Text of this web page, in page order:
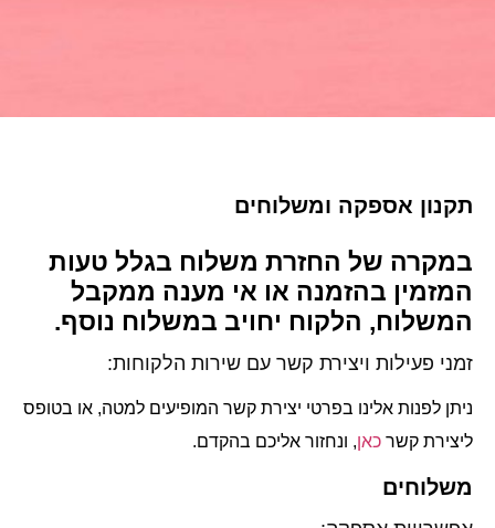
תקנון אספקה ומשלוחים
במקרה של החזרת משלוח בגלל טעות
המזמין בהזמנה או אי מענה ממקבל
המשלוח, הלקוח יחויב במשלוח נוסף.
זמני פעילות ויצירת קשר עם שירות הלקוחות:
ניתן לפנות אלינו בפרטי יצירת קשר המופיעים למטה, או בטופס
ליצירת קשר כאן, ונחזור אליכם בהקדם.
משלוחים